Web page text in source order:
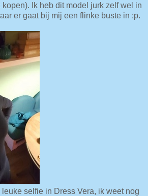
Ik heb dit model jurk zelf wel in
er gaat bij mij een flinke buste in :p.
selfie in Dress Vera, ik weet nog